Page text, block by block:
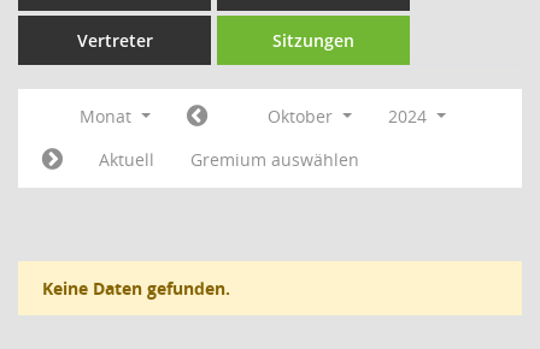
Vertreter Sitzungen
Monat Oktober
2024
Aktuell
Gremium auswählen
Keine Daten gefunden.